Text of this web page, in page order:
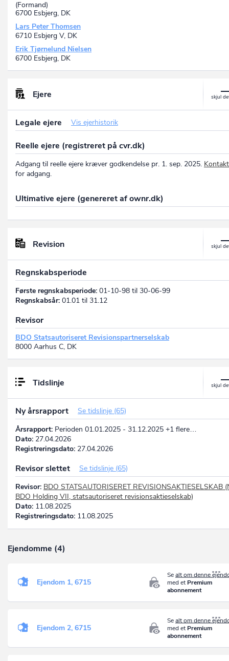
(Formand)
6700 Esbjerg, DK
Lars Peter Thomsen
6710 Esbjerg V, DK
Erik Tjørnelund Nielsen
6700 Esbjerg, DK
Ejere
Legale ejere Vis ejerhistorik
Reelle ejere (registreret på cvr.dk)
Adgang til reelle ejere kræver godkendelse pr. 1. sep. 2025.
for adgang.
Ultimative ejere (genereret af ownr.dk)
Revision
Regnskabsperiode
Første regnskabsperiode: 01-10-98 til 30-06-99
Regnskabsår: 01.01 til 31.12
Revisor
BDO Statsautoriseret Revisionspartnerselskab
8000 Aarhus C, DK
Tidslinje
Ny årsrapport
Se tidslinje (65)
Årsrapport: Perioden 01.01.2025 - 31.12.2025 +1 flere…
Dato: 27.04.2026
Registreringsdato: 27.04.2026
Revisor slettet
Se tidslinje (65)
Revisor: BDO STATSAUTORISERET REVISIONSAKTIESELSKAB
BDO Holding VII, statsautoriseret revisionsaktieselskab)
Dato: 11.08.2025
Registreringsdato: 11.08.2025
Ejendomme (4)
Sealt om denne
med et Premium
abonnement
Ejendom 1, 6715
Sealt om denne
med et Premium
abonnement
Ejendom 2, 6715